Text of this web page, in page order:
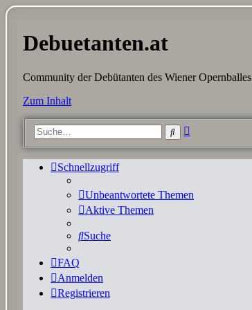
Debuetanten.at
Community der Debütanten des Wiener Opernballes
Zum Inhalt
Suche
Schnellzugriff
Unbeantwortete Themen
Aktive Themen
Suche
FAQ
Anmelden
Registrieren